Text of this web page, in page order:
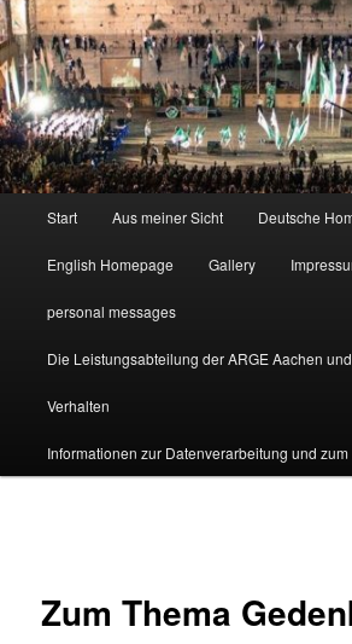
Start Aus meiner Sicht Deutsche
English Homepage Gallery
personal messages
Die Leistungsabteilung der ARGE Aachen
Verhalten
Informationen zur Datenverarbeitung und
Zum Thema